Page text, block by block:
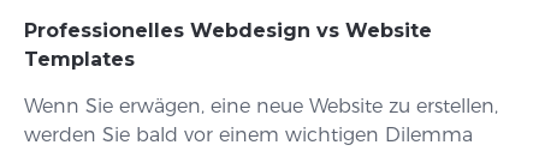
Professionelles Webdesign vs Website
Templates
Wenn Sie erwägen, eine neue Website zu erstellen,
werden Sie bald vor einem wichtigen Dilemma